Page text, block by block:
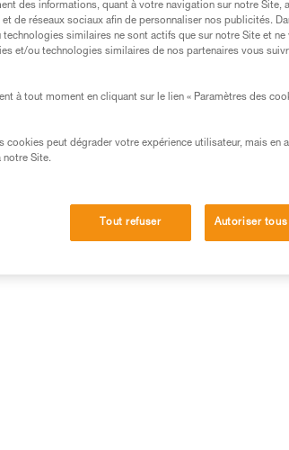
des informations, quant à votre navigation sur notre Site,
de réseaux sociaux afin de personnaliser nos publicités.
similaires ne sont actifs que sur notre Site et ne
et/ou technologies similaires de nos partenaires vous
à tout moment en cliquant sur le lien « Paramètres des
cookies peut dégrader votre expérience utilisateur, mais en
notre Site.
Tout refuser Autoriser